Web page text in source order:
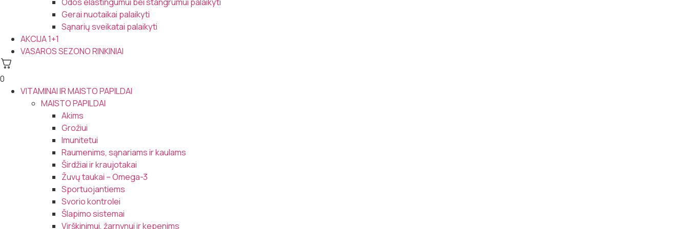
Gerai nuotaikai palaikyti
Sąnarių sveikatai palaikyti
AKCIJA 1+1
VASAROS SEZONO RINKINIAI
0
VITAMINAI IR MAISTO PAPILDAI
MAISTO PAPILDAI
Akims
Grožiui
Imunitetui
Raumenims, sąnariams ir kaulams
Širdžiai ir kraujotakai
Žuvų taukai – Omega-3
Sportuojantiems
Svorio kontrolei
Šlapimo sistemai
Virškinimui, žarnynui ir kepenims